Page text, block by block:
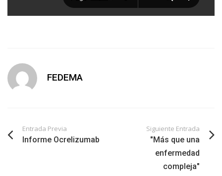
FEDEMA
Entrada Previa
Informe Ocrelizumab
Siguiente Entrada
"Más que una
enfermedad
compleja"